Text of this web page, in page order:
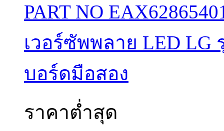
PART NO
เวอร์ซัพพลาย LED LG
บอร์ดมือสอง
ราคาต่ำสุด